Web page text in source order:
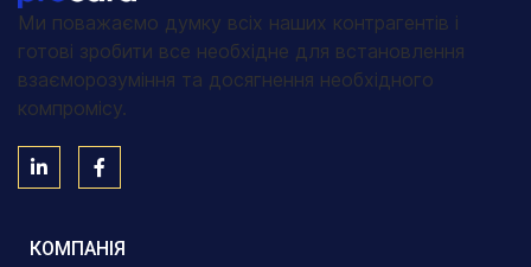
Ми поважаємо думку всіх наших контрагентів і
готові зробити все необхідне для встановлення
взаєморозуміння та досягнення необхідного
компромісу.
КОМПАНІЯ